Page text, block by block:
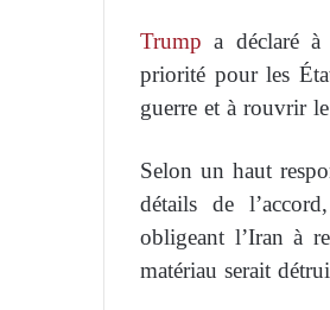
Trump a déclaré
priorité pour les
guerre et à rouvrir
Selon un haut
détails de
obligeant l’Iran à
matériau serait